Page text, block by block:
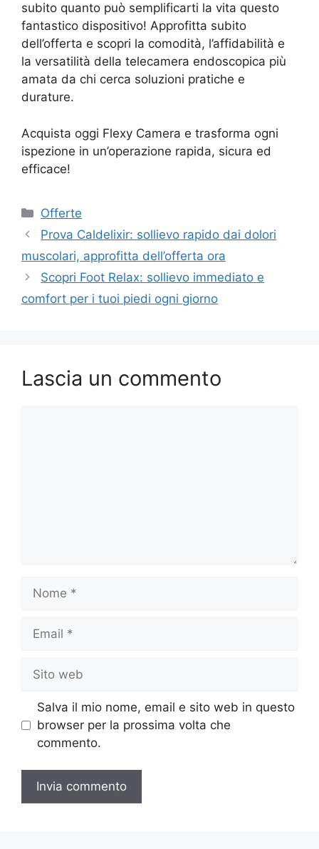
subito quanto può semplificarti la vita questo
fantastico dispositivo! Approfitta subito
dell’offerta e scopri la comodità, l’affidabilità e
la versatilità della telecamera endoscopica più
amata da chi cerca soluzioni pratiche e
durature.
Acquista oggi Flexy Camera e trasforma ogni
ispezione in un’operazione rapida, sicura ed
efficace!
Categorie
Offerte
Prova Caldelixir: sollievo rapido dai dolori
muscolari, approfitta dell’offerta ora
Scopri Foot Relax: sollievo immediato e
comfort per i tuoi piedi ogni giorno
Lascia un commento
web
Salva il mio nome, email e sito web in questo
browser per la prossima volta che
commento.